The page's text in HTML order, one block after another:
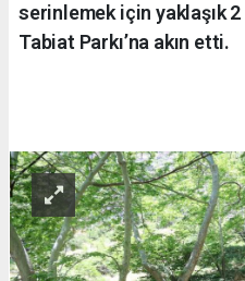
serinlemek için yaklaşık 2
Tabiat Parkı’na akın etti.